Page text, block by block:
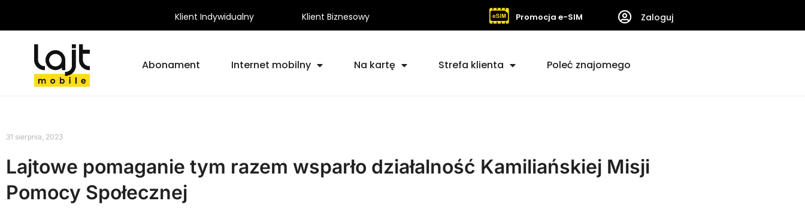
Klient Indywidualny Klient Biznesowy Promocja e-SIM Zaloguj
Abonament Internet mobilny Na kartę Strefa klienta Poleć znajomego
31 sierpnia, 2023
Lajtowe pomaganie tym razem wsparło działalność Kamiliańskiej Misji
Pomocy Społecznej